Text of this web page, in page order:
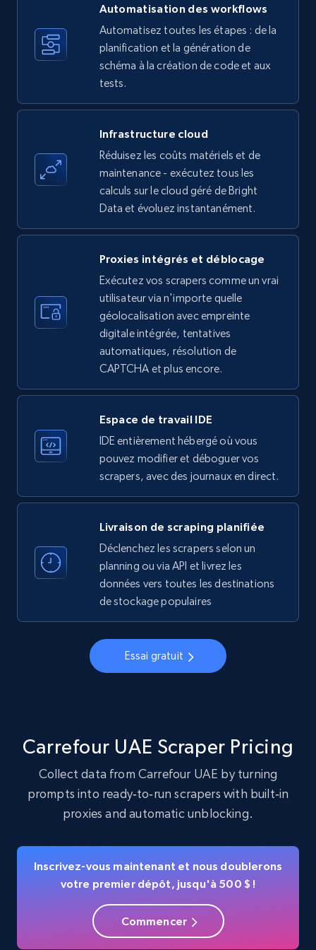
35.3K+ 5.7K+ Essai gratuit
upc numbers
Title, Seller name, Brand, Description, Initial
price, Currency, Availability, Reviews count, and
more.
LinkedIn company information
ID, Name, Country code, Locations, Followers,
Employees in linkedin, About, Specialties, and
Instagram - Profiles
Account, Fbid, ID, Followers, Posts count, Is
verified, and more.
22.3K+ 3.5K+ Essai gratuit
Account, Fbid, ID, Followers, Posts count, Is
business account, Is professional account, Is
Crunchbase companies information
Name, URL, ID, Cb rank, Region, About,
15.6K+ 1.6K+ Essai gratuit
Crunchbase companies information -
Automatisation des workflows
Automatisez toutes les étapes : de la
planification et la génération de
schéma à la création de code et aux
tests.
Infrastructure cloud
Réduisez les coûts matériels et de
maintenance - exécutez tous les
calculs sur le cloud géré de Bright
Data et évoluez instantanément.
Proxies intégrés et déblocage
Exécutez vos scrapers comme un vrai
utilisateur via n'importe quelle
géolocalisation avec empreinte
digitale intégrée, tentatives
automatiques, résolution de
CAPTCHA et plus encore.
Espace de travail IDE
IDE entièrement hébergé où vous
pouvez modifier et déboguer vos
scrapers, avec des journaux en direct.
Livraison de scraping planifiée
Déclenchez les scrapers selon un
planning ou via API et livrez les
données vers toutes les destinations
de stockage populaires
Essai gratuit
Carrefour UAE Scraper Pricing
Collect data from Carrefour UAE by turning
prompts into ready‑to‑run scrapers with built‑in
proxies and automatic unblocking.
Inscrivez-vous maintenant et nous doublerons
votre premier dépôt, jusqu'à 500 $ !
Commencer